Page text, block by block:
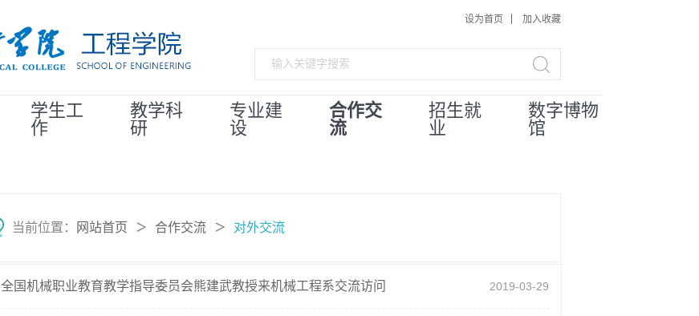
设为首页 加入收藏
学生工
作
教学科
研
专业建
设
合作交
流
招生就
业
数字博物
馆
当前位置： 网站首页 ＞ 合作交流 ＞ 对外交流
全国机械职业教育教学指导委员会熊建武教授来机械工程系交流访问 2019-03-29